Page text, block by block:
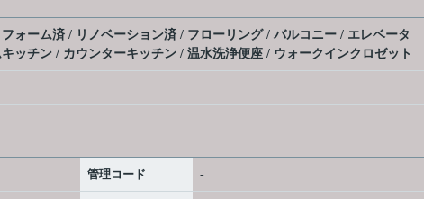
ォーム済 / リノベーション済 / フローリング / バルコニー / エレベータ
ッチン / カウンターキッチン / 温水洗浄便座 / ウォークインクロゼット
管理コード -